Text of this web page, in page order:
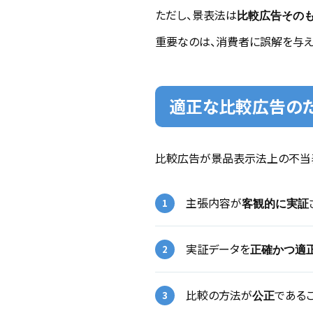
ただし、景表法は 比較広告その
重要なのは、消費者に誤解を与
適正な比較広告の
比較広告が景品表示法上の不当
主張内容が客観的に実証
実証データを正確かつ適
比較の方法が公正である